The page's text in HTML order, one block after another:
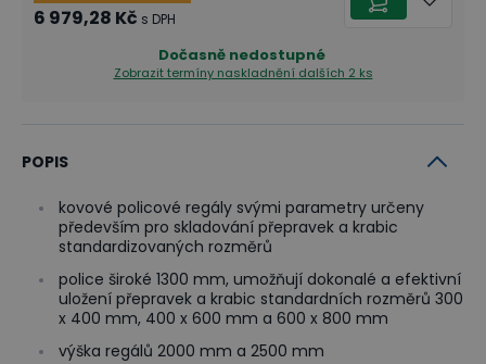
6 979,28 Kč s DPH
Dočasně nedostupné
Zobrazit termíny naskladnění dalších 2 ks
POPIS
kovové policové regály svými parametry určeny
především pro skladování přepravek a krabic
standardizovaných rozměrů
police široké 1300 mm, umožňují dokonalé a efektivní
uložení přepravek a krabic standardních rozměrů 300
x 400 mm, 400 x 600 mm a 600 x 800 mm
výška regálů 2000 mm a 2500 mm